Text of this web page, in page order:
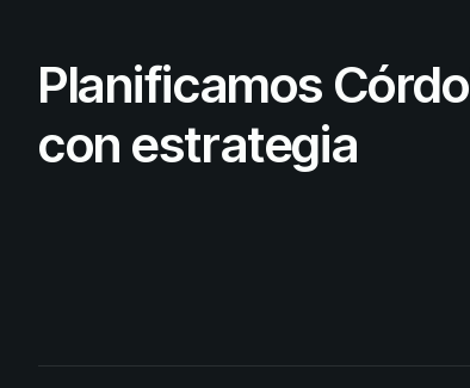
Planificamos
con estrategia